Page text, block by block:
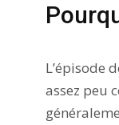
L’épisode
assez peu